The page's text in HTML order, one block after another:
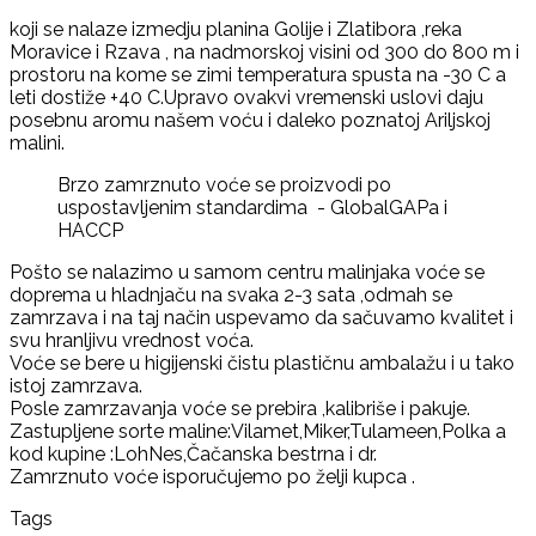
koji se nalaze izmedju planina Golije i Zlatibora ,reka
Moravice i Rzava , na nadmorskoj visini od 300 do 800 m i
prostoru na kome se zimi temperatura spusta na -30 C a
leti dostiže +40 C.Upravo ovakvi vremenski uslovi daju
posebnu aromu našem voću i daleko poznatoj Ariljskoj
malini.
Brzo zamrznuto voće se proizvodi po
uspostavljenim standardima - GlobalGAPa i
HACCP
Pošto se nalazimo u samom centru malinjaka voće se
doprema u hladnjaču na svaka 2-3 sata ,odmah se
zamrzava i na taj način uspevamo da sačuvamo kvalitet i
svu hranljivu vrednost voća.
Voće se bere u higijenski čistu plastičnu ambalažu i u tako
istoj zamrzava.
Posle zamrzavanja voće se prebira ,kalibriše i pakuje.
Zastupljene sorte maline:Vilamet,Miker,Tulameen,Polka a
kod kupine :LohNes,Čačanska bestrna i dr.
Zamrznuto voće isporučujemo po želji kupca .
Tags